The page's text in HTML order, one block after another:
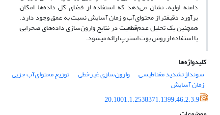
دامنه اولیه، نشان می‌دهد که استفاده از فضای کل داده‌ها امکان
برآورد دقیق­تر از محتوای‌آب و زمان آسایش نسبت به عمق وجود دارد.
همچنین یک تحلیل عدم‌قطعیت در نتایج وارون‌سازی داده‌های صحرایی
با استفاده از روش بوت استرپ ارائه می­شود.
کلیدواژه‌ها
سونداژ تشدید مغناطیسی
وارون‌سازی غیرخطی توزیع محتوای‌آب جزیی
زمان آسایش
20.1001.1.2538371.1399.46.2.3.9